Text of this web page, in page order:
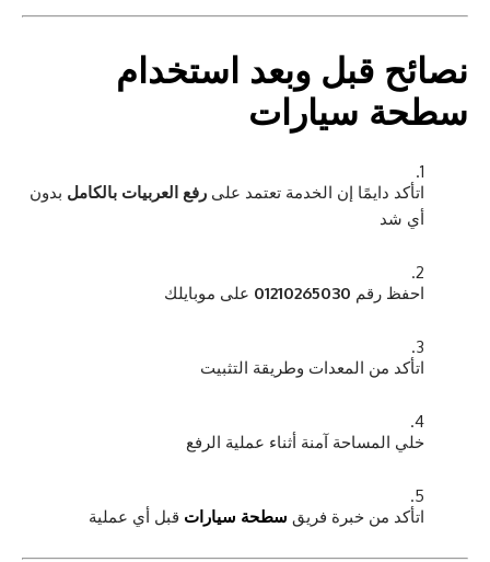
نصائح قبل وبعد استخدام
سطحة سيارات
اتأكد دايمًا إن الخدمة تعتمد على رفع العربيات بالكامل بدون
أي شد
احفظ رقم 01210265030 على موبايلك
اتأكد من المعدات وطريقة التثبيت
خلي المساحة آمنة أثناء عملية الرفع
اتأكد من خبرة فريق سطحة سيارات قبل أي عملية